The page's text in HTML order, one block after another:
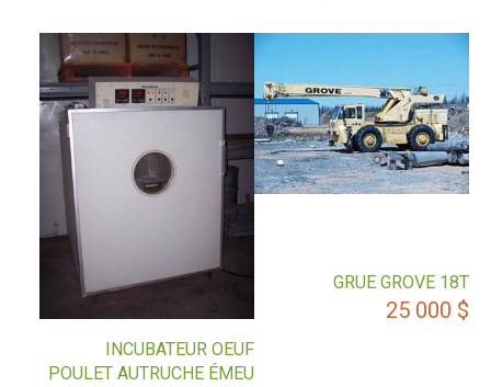
GRUE GROVE 18T
25 000 $
INCUBATEUR OEUF
POULET AUTRUCHE ÉMEU